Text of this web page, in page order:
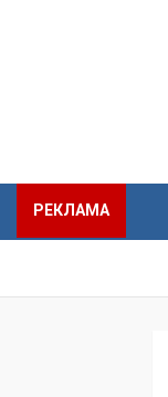
РЕКЛАМА